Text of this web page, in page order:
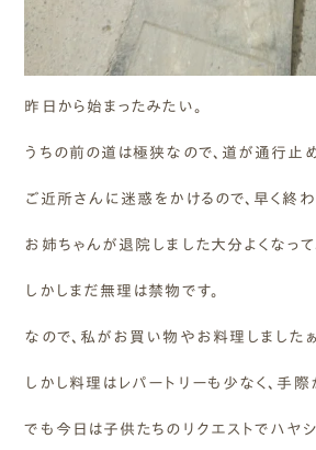
昨日から始まったみたい。
うちの前の道は極狭なので、道が通行止
ご近所さんに迷惑をかけるので、早く終
お姉ちゃんが退院しました大分よくなって
しかしまだ無理は禁物です。
なので、私がお買い物やお料理しました
しかし料理はレパートリーも少なく、手
でも今日は子供たちのリクエストでハヤ